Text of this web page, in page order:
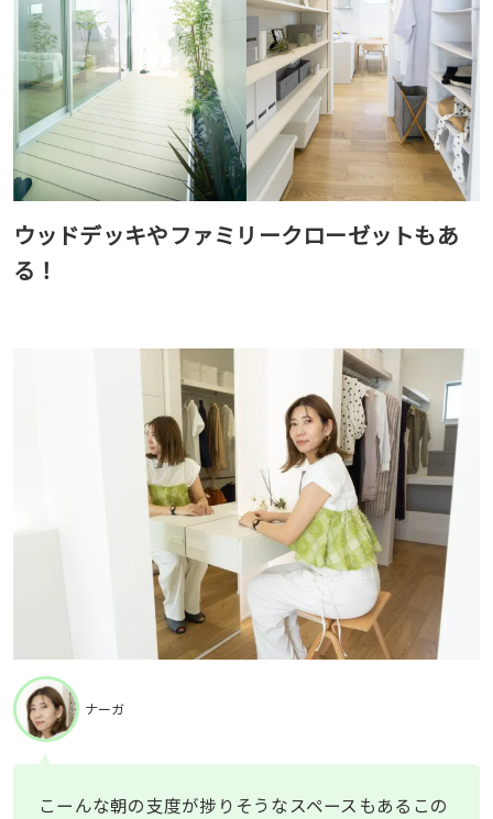
ウッドデッキやファミリークローゼットもあ
る！
ナーガ
こーんな朝の支度が捗りそうなスペースもあるこの